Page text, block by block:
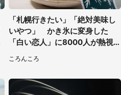
「札幌行きたい」「絶対美味し
いやつ」 かき氷に変身した
「白い恋人」に8000人が熱視
ころんころ